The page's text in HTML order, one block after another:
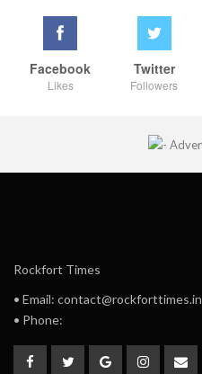
Facebook
Likes
Twitter
Followers
Rockfort Times
• Email: contact@rockforttimes.in
• Phone: